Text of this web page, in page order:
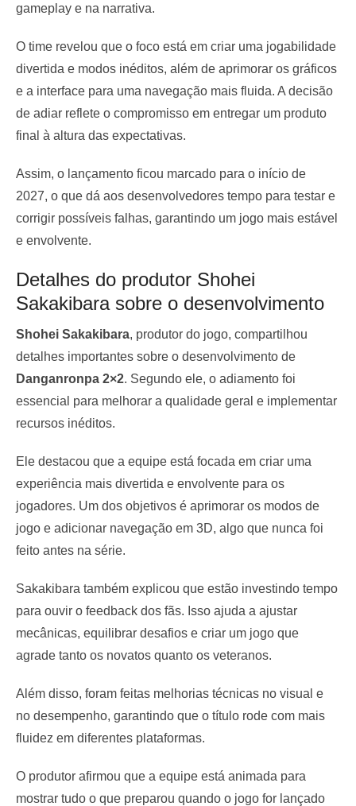
gameplay e na narrativa.
O time revelou que o foco está em criar uma jogabilidade
divertida e modos inéditos, além de aprimorar os gráficos
e a interface para uma navegação mais fluida. A decisão
de adiar reflete o compromisso em entregar um produto
final à altura das expectativas.
Assim, o lançamento ficou marcado para o início de
2027, o que dá aos desenvolvedores tempo para testar e
corrigir possíveis falhas, garantindo um jogo mais estável
e envolvente.
Detalhes do produtor Shohei
Sakakibara sobre o desenvolvimento
Shohei Sakakibara, produtor do jogo, compartilhou
detalhes importantes sobre o desenvolvimento de
Danganronpa 2×2. Segundo ele, o adiamento foi
essencial para melhorar a qualidade geral e implementar
recursos inéditos.
Ele destacou que a equipe está focada em criar uma
experiência mais divertida e envolvente para os
jogadores. Um dos objetivos é aprimorar os modos de
jogo e adicionar navegação em 3D, algo que nunca foi
feito antes na série.
Sakakibara também explicou que estão investindo tempo
para ouvir o feedback dos fãs. Isso ajuda a ajustar
mecânicas, equilibrar desafios e criar um jogo que
agrade tanto os novatos quanto os veteranos.
Além disso, foram feitas melhorias técnicas no visual e
no desempenho, garantindo que o título rode com mais
fluidez em diferentes plataformas.
O produtor afirmou que a equipe está animada para
mostrar tudo o que preparou quando o jogo for lançado